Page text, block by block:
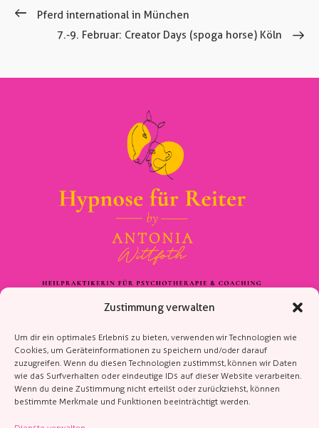
Zustimmung verwalten
Um dir ein optimales Erlebnis zu bieten, verwenden wir Technologien wie
Cookies, um Geräteinformationen zu speichern und/oder darauf
zuzugreifen. Wenn du diesen Technologien zustimmst, können wir Daten
wie das Surfverhalten oder eindeutige IDs auf dieser Website verarbeiten.
Wenn du deine Zustimmung nicht erteilst oder zurückziehst, können
bestimmte Merkmale und Funktionen beeinträchtigt werden.
Pferd international in München
7.-9. Februar: Creator Days (spoga horse) Köln
Kontakt
Antonia Wittfoth
Landstraße 26
28870 Fischerhunde